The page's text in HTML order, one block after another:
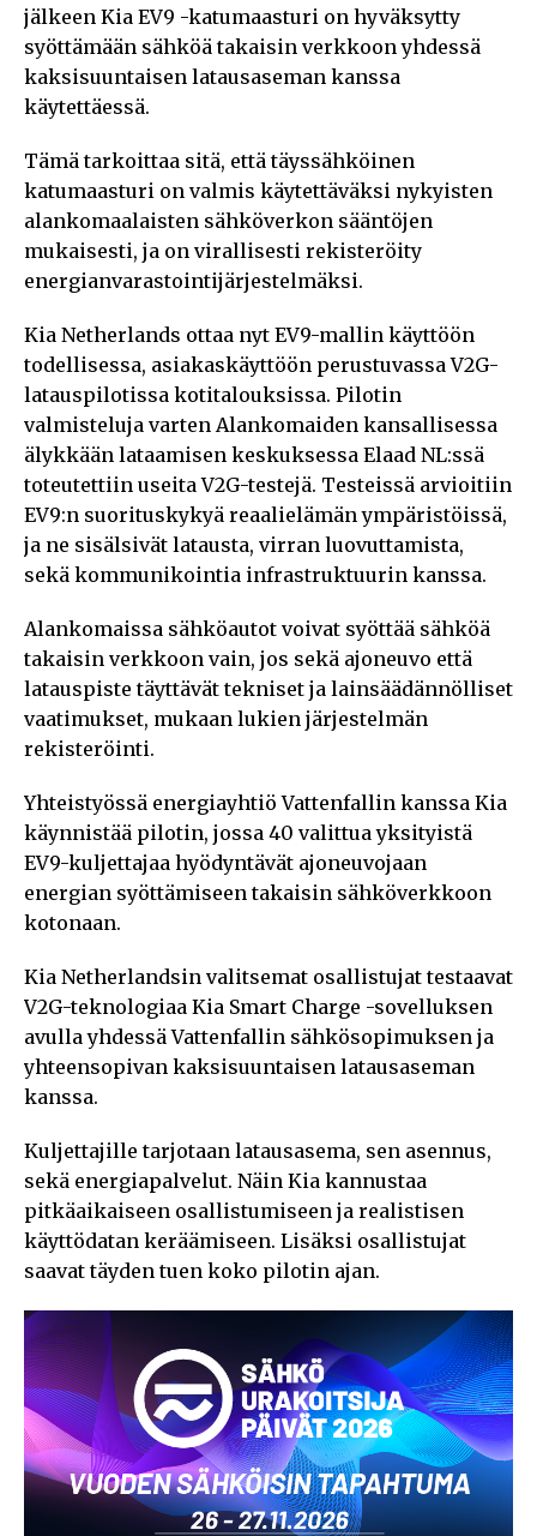
jälkeen Kia EV9 -katumaasturi on hyväksytty
syöttämään sähköä takaisin verkkoon yhdessä
kaksisuuntaisen latausaseman kanssa
käytettäessä.
Tämä tarkoittaa sitä, että täyssähköinen
katumaasturi on valmis käytettäväksi nykyisten
alankomaalaisten sähköverkon sääntöjen
mukaisesti, ja on virallisesti rekisteröity
energianvarastointijärjestelmäksi.
Kia Netherlands ottaa nyt EV9-mallin käyttöön
todellisessa, asiakaskäyttöön perustuvassa V2G-
latauspilotissa kotitalouksissa. Pilotin
valmisteluja varten Alankomaiden kansallisessa
älykkään lataamisen keskuksessa Elaad NL:ssä
toteutettiin useita V2G-testejä. Testeissä arvioitiin
EV9:n suorituskykyä reaalielämän ympäristöissä,
ja ne sisälsivät latausta, virran luovuttamista,
sekä kommunikointia infrastruktuurin kanssa.
Alankomaissa sähköautot voivat syöttää sähköä
takaisin verkkoon vain, jos sekä ajoneuvo että
latauspiste täyttävät tekniset ja lainsäädännölliset
vaatimukset, mukaan lukien järjestelmän
rekisteröinti.
Yhteistyössä energiayhtiö Vattenfallin kanssa Kia
käynnistää pilotin, jossa 40 valittua yksityistä
EV9-kuljettajaa hyödyntävät ajoneuvojaan
energian syöttämiseen takaisin sähköverkkoon
kotonaan.
Kia Netherlandsin valitsemat osallistujat testaavat
V2G-teknologiaa Kia Smart Charge -sovelluksen
avulla yhdessä Vattenfallin sähkösopimuksen ja
yhteensopivan kaksisuuntaisen latausaseman
kanssa.
Kuljettajille tarjotaan latausasema, sen asennus,
sekä energiapalvelut. Näin Kia kannustaa
pitkäaikaiseen osallistumiseen ja realistisen
käyttödatan keräämiseen. Lisäksi osallistujat
saavat täyden tuen koko pilotin ajan.